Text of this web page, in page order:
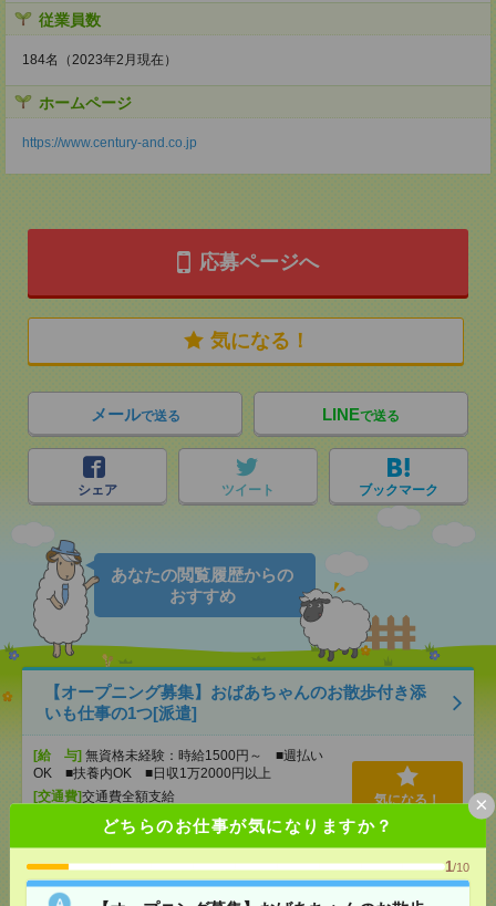
どちらのお仕事が気になりますか？
1/10
×
従業員数
184名（2023年2月現在）
ホームページ
https://www.century-and.co.jp
応募ページへ
気になる！
メールで送る LINEで送る
シェア ツイート ブックマーク
あなたの閲覧履歴からの
おすすめ
【オープニング募集】おばあちゃんのお散歩付き添
いも仕事の1つ[派遣]
[給 与] 無資格未経験：時給1500円～ ■週払い
OK ■扶養内OK ■日収1万2000円以上
[交通費]交通費全額支給
巣鴨駅/ 目白駅 /北池袋駅/…
気になる！
【期間限定】12月～3月/青色申告会でのお仕事！
2000円＠板橋区[派遣]